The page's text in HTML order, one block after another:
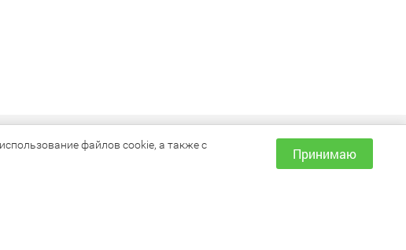
ИНФОРМАЦИЯ
Как сделать заказ?
файлов cookie, а также с
Принимаю